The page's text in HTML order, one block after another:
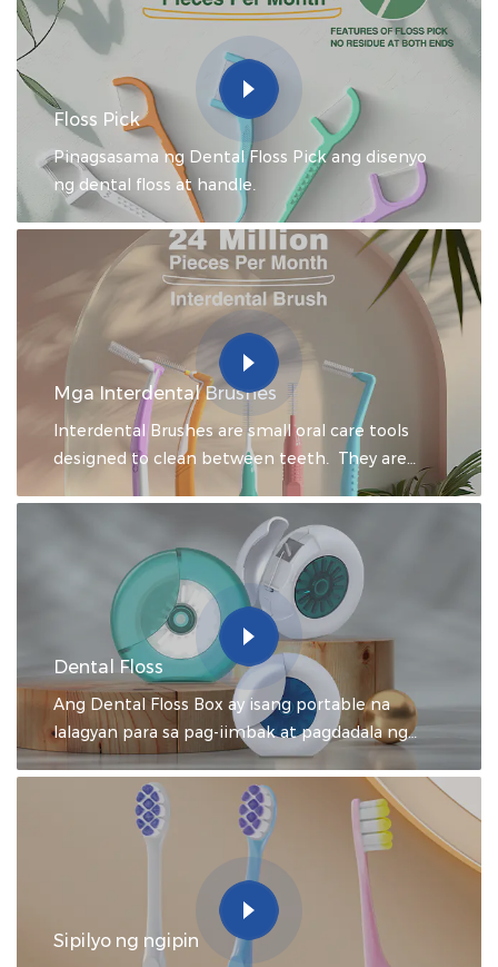
Floss Pick
Pinagsasama ng Dental Floss Pick ang disenyo
ng dental floss at handle.
Mga Interdental Brushes
Interdental Brushes are small oral care tools
designed to clean between teeth. They are
designed to remove food particles, plaque, and
bacteria from interdental areas that a
toothbrush can't reach, helping to prevent gum
disease, cavities, and bad breath.
Dental Floss
Ang Dental Floss Box ay isang portable na
lalagyan para sa pag-iimbak at pagdadala ng
dental floss.
Sipilyo ng ngipin